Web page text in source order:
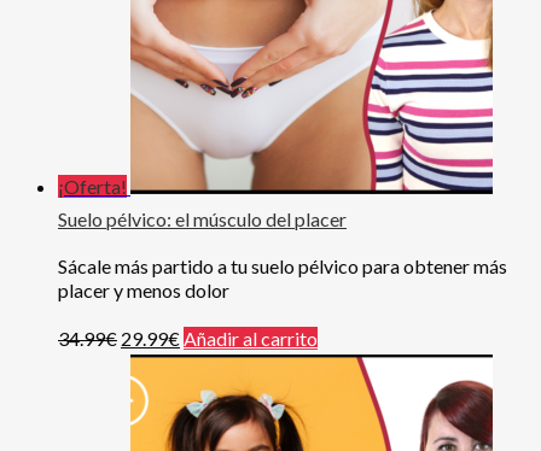
¡Oferta!
Suelo pélvico: el músculo del placer
Sácale más partido a tu suelo pélvico para obtener más
placer y menos dolor
34.99€ 29.99€ Añadir al carrito